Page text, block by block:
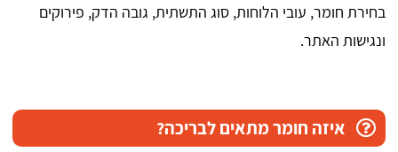
בחירת חומר, עובי הלוחות, סוג התשתית, גובה הדק, פירוקים
ונגישות האתר.
איזה חומר מתאים לבריכה?